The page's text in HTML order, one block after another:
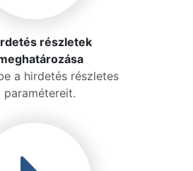
részletek
a hirdetés részletes
paramétereit.